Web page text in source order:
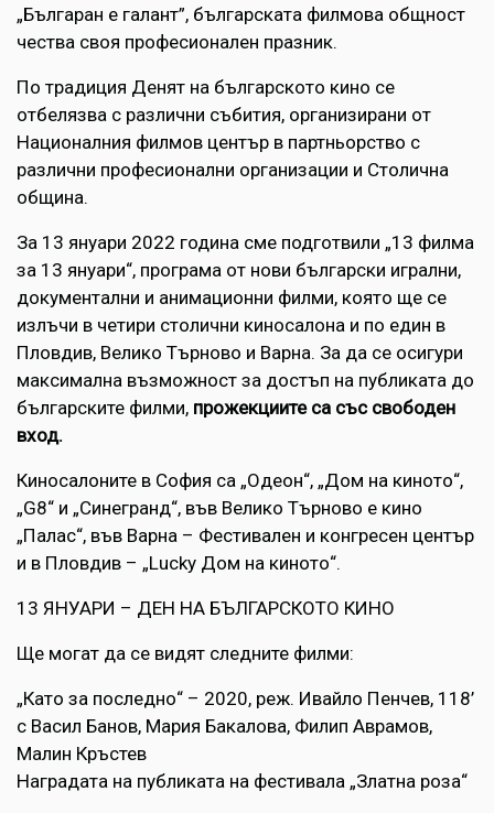
„Българан е галант”, българската филмова общност
чества своя професионален празник.
По традиция Денят на българското кино се
отбелязва с различни събития, организирани от
Националния филмов център в партньорство с
различни професионални организации и Столична
община.
За 13 януари 2022 година сме подготвили „13 филма
за 13 януари“, програма от нови български игрални,
документални и анимационни филми, която ще се
излъчи в четири столични киносалона и по един в
Пловдив, Велико Търново и Варна. За да се осигури
максимална възможност за достъп на публиката до
българските филми, прожекциите са със свободен
вход.
Киносалоните в София са „Одеон“, „Дом на киното“,
„G8“ и „Синегранд“, във Велико Търново е кино
„Палас“, във Варна – Фестивален и конгресен център
и в Пловдив – „Lucky Дом на киното“.
13 ЯНУАРИ – ДЕН НА БЪЛГАРСКОТО КИНО
Ще могат да се видят следните филми:
„Като за последно“ – 2020, реж. Ивайло Пенчев, 118’
с Васил Банов, Мария Бакалова, Филип Аврамов,
Малин Кръстев
Наградата на публиката на фестивала „Златна роза“